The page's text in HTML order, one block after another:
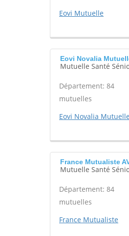
Eovi Mutuelle
Eovi Novalia
Mutuelle Santé
Département: 84
mutuelles
Eovi Novalia Mutuelle
France Mutualiste
Mutuelle Santé
Département: 84
mutuelles
France Mutualiste